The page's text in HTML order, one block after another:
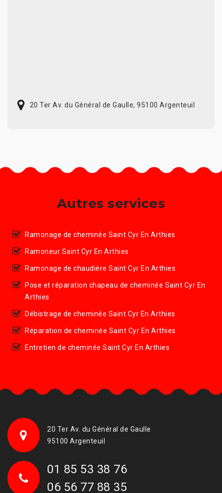
20 Ter Av. du Général de Gaulle, 95100 Argenteuil
Autres services
Ramonage de cheminée Saint Cyr En Arthies
Ramoneur Saint Cyr En Arthies
Ramonage de chaudière Saint Cyr En Arthies
Pose et réparation chapeau de cheminée Saint Cyr En
Arthies
Débistrage de cheminée Saint Cyr En Arthies
Réparation de cheminée Saint Cyr En Arthies
Entretien de cheminée Saint Cyr En Arthies
20 Ter Av. du Général de Gaulle
95100 Argenteuil
01 85 53 38 76
06 56 77 88 35